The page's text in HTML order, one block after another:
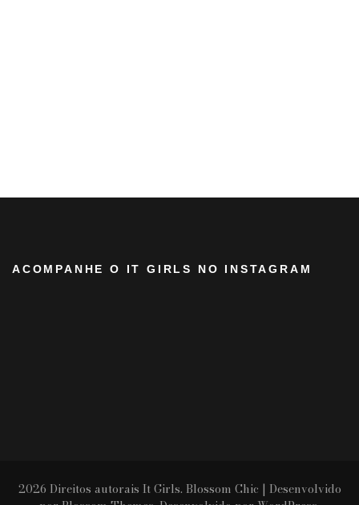
ACOMPANHE O IT GIRLS NO INSTAGRAM
2026 Direitos autorais It Girls. Blossom Chic | Desenvolvido